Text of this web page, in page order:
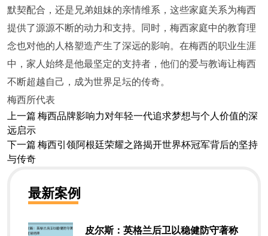
默契配合，还是兄弟姐妹的亲情维系，这些家庭关系为梅西
提供了源源不断的动力和支持。同时，梅西家庭中的教育理
念也对他的人格塑造产生了深远的影响。在梅西的职业生涯
中，家人始终是他最坚定的支持者，他们的爱与教诲让梅西
不断超越自己，成为世界足坛的传奇。
梅西所代表
上一篇 梅西品牌影响力对年轻一代追求梦想与个人价值的深
远启示
下一篇 梅西引领阿根廷荣耀之路揭开世界杯冠军背后的坚持
与传奇
最新案例
皮尔斯：英格兰后卫以稳健防守著称